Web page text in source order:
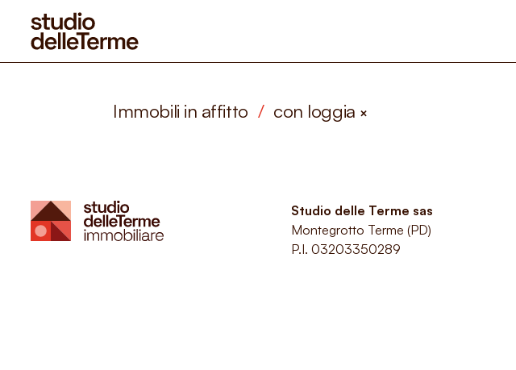
Immobili in affitto / con loggia ×
Studio delle Terme sas
Montegrotto Terme (PD)
P.I. 03203350289